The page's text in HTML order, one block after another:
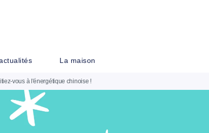
La maison
vous à l'énergétique chinoise !